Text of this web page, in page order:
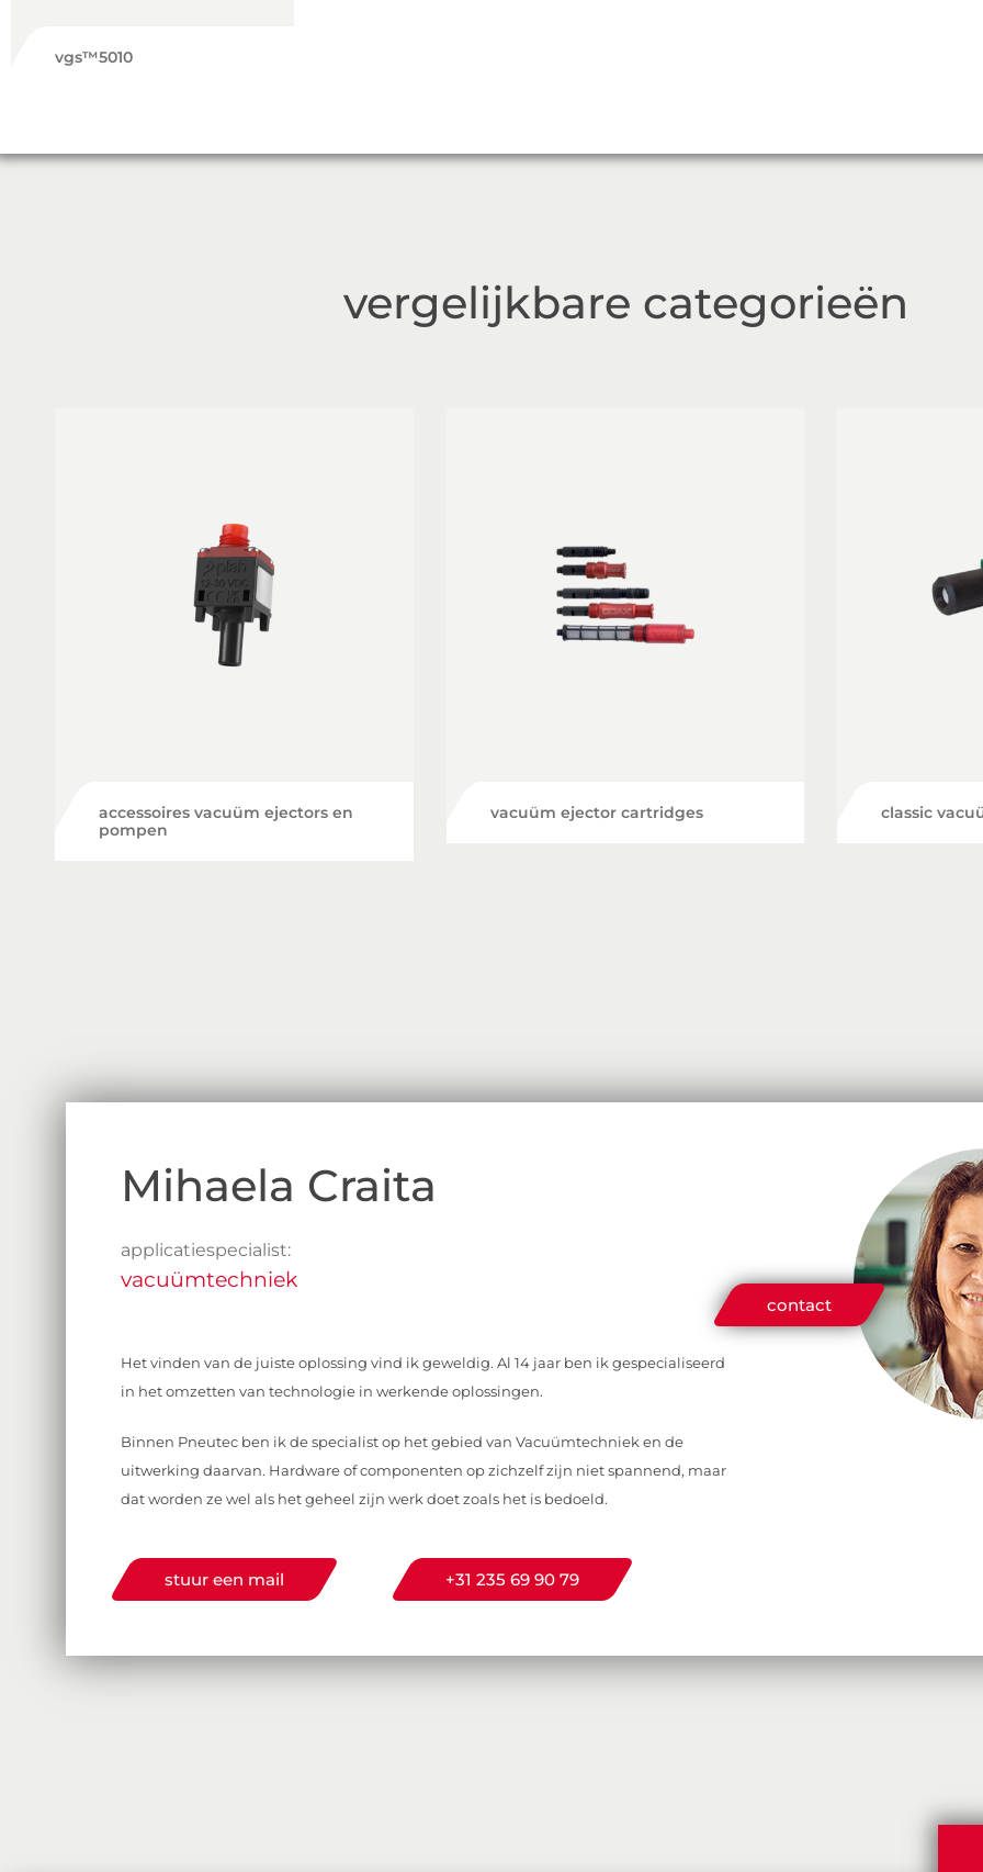
contact
vgs™5010
vergelijkbare categorieën
accessoires vacuüm ejectors en
pompen
vacuüm ejector cartridges classic
Mihaela Craita
applicatiespecialist:
vacuümtechniek
Het vinden van de juiste oplossing vind ik geweldig. Al 14 jaar ben ik gespecialiseerd
in het omzetten van technologie in werkende oplossingen.
Binnen Pneutec ben ik de specialist op het gebied van Vacuümtechniek en de
uitwerking daarvan. Hardware of componenten op zichzelf zijn niet spannend, maar
dat worden ze wel als het geheel zijn werk doet zoals het is bedoeld.
stuur een mail +31 235 69 90 79